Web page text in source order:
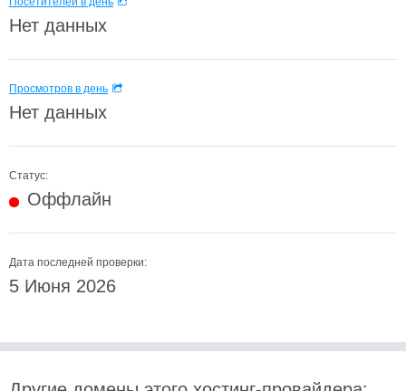
Нет данных
Просмотров в день
Нет данных
Статус:
Оффлайн
Дата последней проверки:
5 Июня 2026